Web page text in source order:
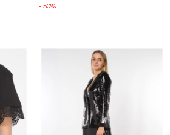
- 50%